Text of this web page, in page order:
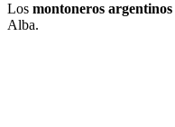
Los montoneros argentinos
Alba.